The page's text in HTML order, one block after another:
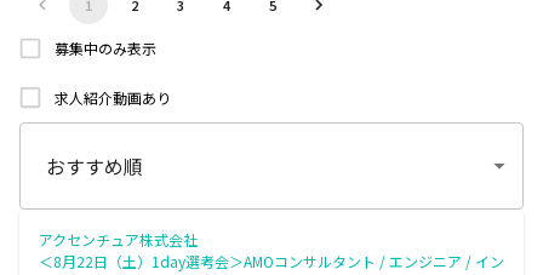
1 2 3 4 5
募集中のみ表示
求人紹介動画あり
アクセンチュア株式会社
＜8月22日（土）1day選考会＞AMOコンサルタント / エンジニア / イン